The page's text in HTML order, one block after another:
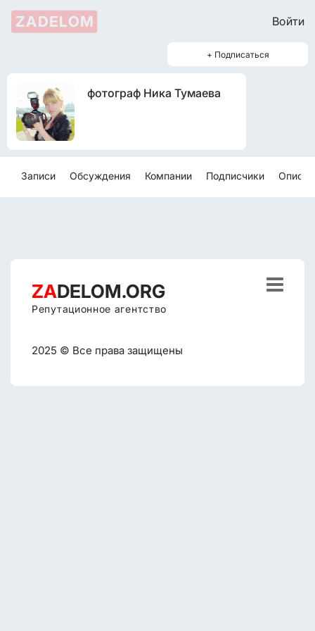
ZADELOM Войти
+ Подписаться
фотограф Ника Тумаева
Записи Обсуждения Компании Подписчики
ZADELOM.ORG
Репутационное агентство
2025 © Все права защищены
